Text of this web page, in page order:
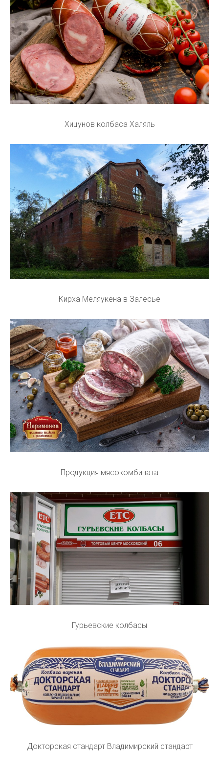
Хицунов колбаса Халяль
Кирха Меляукена в Залесье
Продукция мясокомбината
Гурьевские колбасы
Докторская стандарт Владимирский стандарт